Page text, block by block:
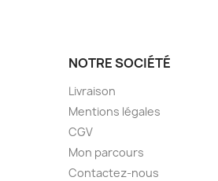
NOTRE SOCIÉTÉ
Livraison
Mentions légales
CGV
Mon parcours
Contactez-nous